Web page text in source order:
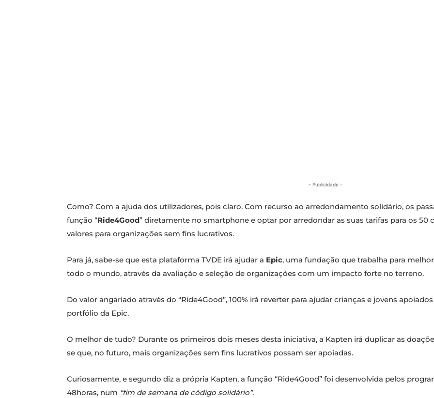
- Publicidade -
Como? Com a ajuda dos utilizadores, pois claro. Com recurso ao arredondamento solidário, os
função “Ride4Good” diretamente no smartphone e optar por arredondar as suas tarifas para os 50
valores para organizações sem fins lucrativos.
Para já, sabe-se que esta plataforma TVDE irá ajudar a Epic, uma fundação que trabalha para
todo o mundo, através da avaliação e seleção de organizações com um impacto forte no terreno.
Do valor angariado através do “Ride4Good”, 100% irá reverter para ajudar crianças e jovens
portfólio da Epic.
O melhor de tudo? Durante os primeiros dois meses desta iniciativa, a Kapten irá duplicar as
se que, no futuro, mais organizações sem fins lucrativos possam ser apoiadas.
Curiosamente, e segundo diz a própria Kapten, a função “Ride4Good” foi desenvolvida pelos
48horas, num “fim de semana de código solidário”.